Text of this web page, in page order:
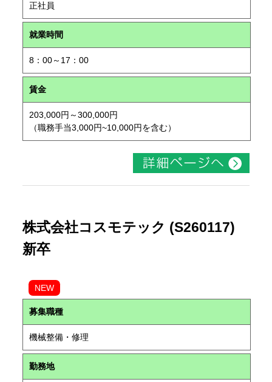
正社員
就業時間
8：00～17：00
賃金
203,000円～300,000円
（職務手当3,000円~10,000円を含む）
株式会社コスモテック (S260117)
新卒
NEW
募集職種
機械整備・修理
勤務地